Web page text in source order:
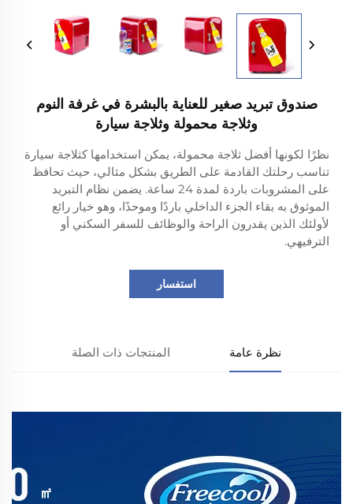
صندوق تبريد صغير للعناية بالبشرة في غرفة النوم
وثلاجة محمولة وثلاجة سيارة
نظرًا لكونها أفضل ثلاجة محمولة، يمكن استخدامها كثلاجة سيارة
تناسب رحلتك القادمة على الطريق بشكل مثالي، حيث تحافظ
على المشروبات باردة لمدة 24 ساعة. يضمن نظام التبريد
الموثوق به بقاء الجزء الداخلي باردًا وموحدًا، وهو خيار رائع
لأولئك الذين يقدرون الراحة والوظائف للسفر السكني أو
الترفيهي.
استفسار
نظرة عامة المنتجات ذات الصلة